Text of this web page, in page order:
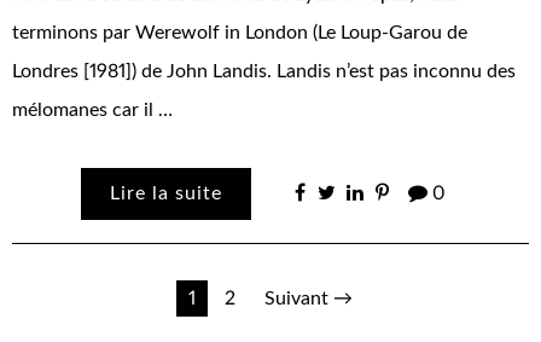
terminons par Werewolf in London (Le Loup-Garou de
Londres [1981]) de John Landis. Landis n’est pas inconnu des
mélomanes car il …
Lire la suite 0
Pagination1 2 Suivant →